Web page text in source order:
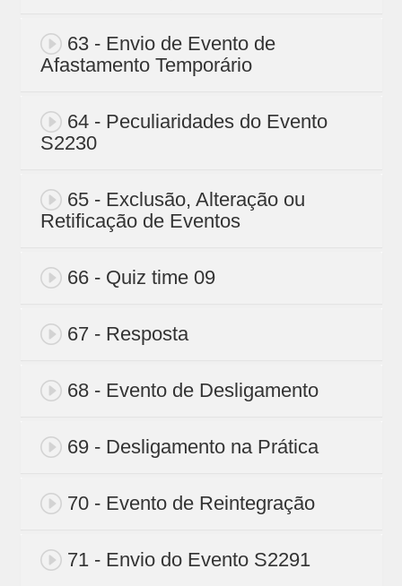
63 - Envio de Evento de
Afastamento Temporário
64 - Peculiaridades do Evento
S2230
65 - Exclusão, Alteração ou
Retificação de Eventos
66 - Quiz time 09
67 - Resposta
68 - Evento de Desligamento
69 - Desligamento na Prática
70 - Evento de Reintegração
71 - Envio do Evento S2291